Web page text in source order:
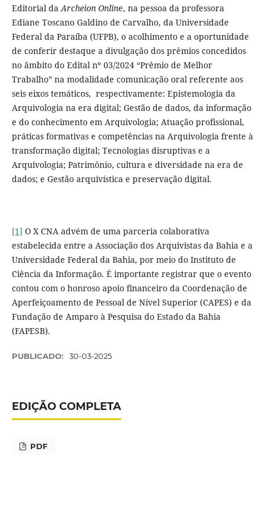
Editorial daArcheion Online, na pessoa da professora
Ediane Toscano Galdino de Carvalho, da Universidade
Federal da Paraíba (UFPB), o acolhimento e a oportunidade
de conferir destaque a divulgação dos prêmios concedidos
no âmbito do Edital nº 03/2024 “Prêmio de Melhor
Trabalho” na modalidade comunicação oral referente aos
seis eixos temáticos, respectivamente: Epistemologia da
Arquivologia na era digital; Gestão de dados, da informação
e do conhecimento em Arquivologia; Atuação profissional,
práticas formativas e competências na Arquivologia frente à
transformação digital; Tecnologias disruptivas e a
Arquivologia; Patrimônio, cultura e diversidade na era de
dados; e Gestão arquivística e preservação digital.
[1] O X CNA advém de uma parceria colaborativa
estabelecida entre a Associação dos Arquivistas da Bahia e a
Universidade Federal da Bahia, por meio do Instituto de
Ciência da Informação. É importante registrar que o evento
contou com o honroso apoio financeiro da Coordenação de
Aperfeiçoamento de Pessoal de Nível Superior (CAPES) e da
Fundação de Amparo à Pesquisa do Estado da Bahia
(FAPESB).
PUBLICADO: 30-03-2025
EDIÇÃO COMPLETA
PDF